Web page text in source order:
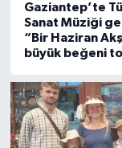
Gaziantep’te
Sanat Müziği
“Bir Haziran
büyük beğeni